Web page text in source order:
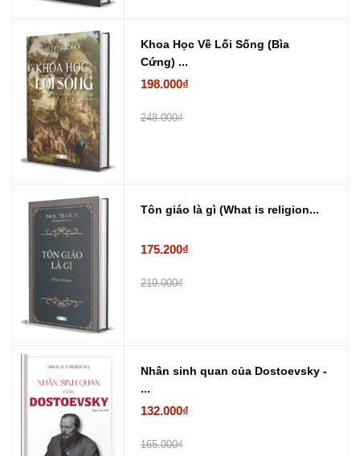
Khoa Học Về Lối Sống (Bìa
Cứng) ...
198.000₫
248.000₫
Tôn giáo là gì (What is religion...
175.200₫
219.000₫
Nhân sinh quan của Dostoevsky -
...
132.000₫
165.000₫